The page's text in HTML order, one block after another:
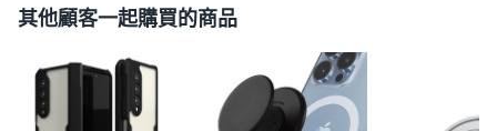
其他顧客一起購買的商品